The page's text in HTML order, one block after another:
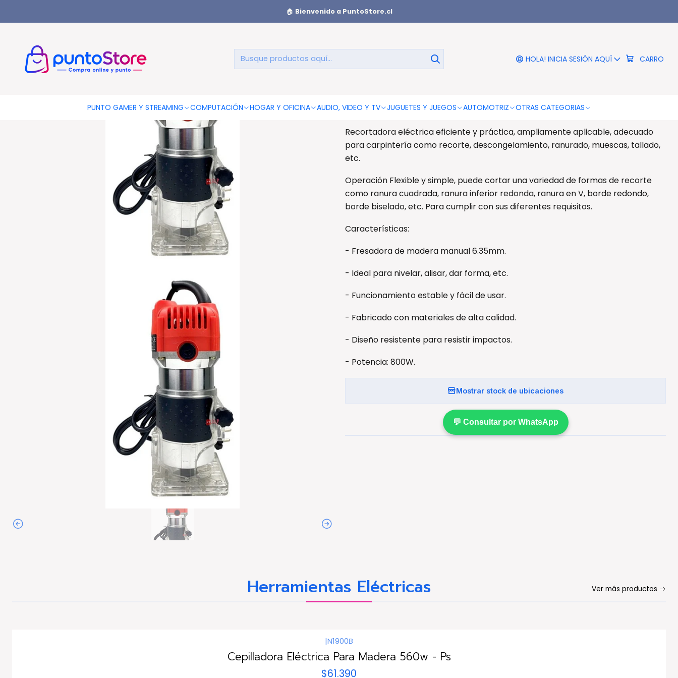
HOLA! INICIA SESIÓN AQUÍ CARRO
PUNTO GAMER Y STREAMING COMPUTACIÓN HOGAR Y OFICINA AUDIO, VIDEO Y TV JUGUETES Y JUEGOS AUTOMOTRIZ OTRAS CATEGORIAS
🏠 Bienvenido a PuntoStore.cl
Fresadora De Madera De 800w - Ps
Fresadora De Madera De 800w - Ps
AGREGAR AL CARRO
Fresadora De Madera De 800w - Ps
Recortadora eléctrica eficiente y práctica, ampliamente aplicable, adecuado
para carpintería como recorte, descongelamiento, ranurado, muescas, tallado,
etc.
Operación Flexible y simple, puede cortar una variedad de formas de recorte
como ranura cuadrada, ranura inferior redonda, ranura en V, borde redondo,
borde biselado, etc. Para cumplir con sus diferentes requisitos.
Características:
- Fresadora de madera manual 6.35mm.
- Ideal para nivelar, alisar, dar forma, etc.
- Funcionamiento estable y fácil de usar.
- Fabricado con materiales de alta calidad.
- Diseño resistente para resistir impactos.
- Potencia: 800W.
Mostrar stock de ubicaciones
💬 Consultar por WhatsApp
Herramientas Eléctricas Ver más productos
|N1900B
Cepilladora Eléctrica Para Madera 560w - Ps
$61.390